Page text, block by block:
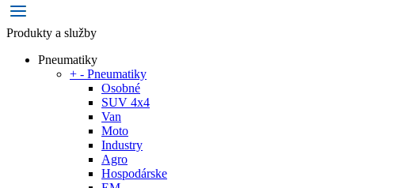
Produkty a služby
Pneumatiky
+ - Pneumatiky
Osobné
SUV 4x4
Van
Moto
Industry
Agro
Hospodárske